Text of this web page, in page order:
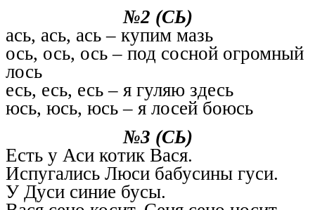
№2 (СЬ)
ась, ась, ась – купим мазь
ось, ось, ось – под сосной огромный
лось
есь, есь, есь – я гуляю здесь
юсь, юсь, юсь – я лосей боюсь
№3 (СЬ)
Есть у Аси котик Вася.
Испугались Люси бабусины гуси.
У Дуси синие бусы.